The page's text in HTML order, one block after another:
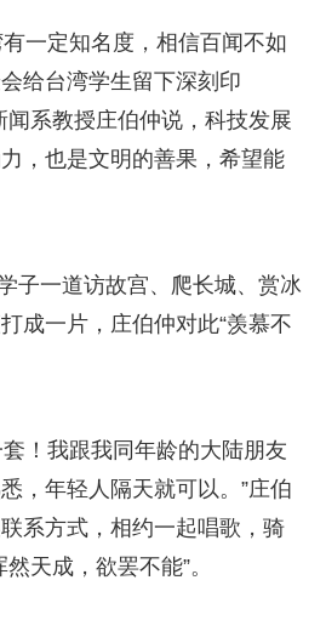
一定知名度，相信百闻不如
给台湾学生留下深刻印
闻系教授庄伯仲说，科技发展
，也是文明的善果，希望能
子一道访故宫、爬长城、赏冰
成一片，庄伯仲对此“羡慕不
！我跟我同年龄的大陆朋友
，年轻人隔天就可以。”庄伯
系方式，相约一起唱歌，骑
天成，欲罢不能”。